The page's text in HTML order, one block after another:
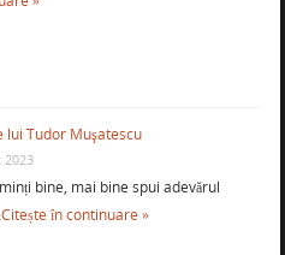
lui Tudor Muşatescu
2023
bine, mai bine spui adevărul
Citește în continuare »